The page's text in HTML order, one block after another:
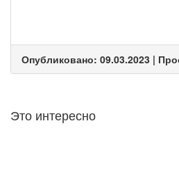
Опубликовано: 09.03.2023 |
Это интересно